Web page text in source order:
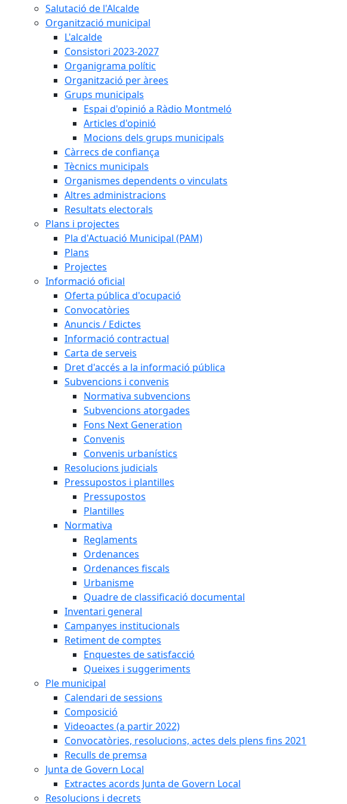
Salutació de l'Alcalde
Organització municipal
L'alcalde
Consistori 2023-2027
Organigrama polític
Organització per àrees
Grups municipals
Espai d'opinió a Ràdio Montmeló
Articles d'opinió
Mocions dels grups municipals
Càrrecs de confiança
Tècnics municipals
Organismes dependents o vinculats
Altres administracions
Resultats electorals
Plans i projectes
Pla d'Actuació Municipal (PAM)
Plans
Projectes
Informació oficial
Oferta pública d'ocupació
Convocatòries
Anuncis / Edictes
Informació contractual
Carta de serveis
Dret d'accés a la informació pública
Subvencions i convenis
Normativa subvencions
Subvencions atorgades
Fons Next Generation
Convenis
Convenis urbanístics
Resolucions judicials
Pressupostos i plantilles
Pressupostos
Plantilles
Normativa
Reglaments
Ordenances
Ordenances fiscals
Urbanisme
Quadre de classificació documental
Inventari general
Campanyes institucionals
Retiment de comptes
Enquestes de satisfacció
Queixes i suggeriments
Ple municipal
Calendari de sessions
Composició
Videoactes (a partir 2022)
Convocatòries, resolucions, actes dels plens fins 2021
Reculls de premsa
Junta de Govern Local
Extractes acords Junta de Govern Local
Resolucions i decrets